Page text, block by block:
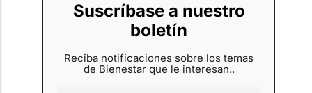
Suscríbase a nuestro
boletín
Reciba notificaciones sobre los temas
de Bienestar que le interesan..